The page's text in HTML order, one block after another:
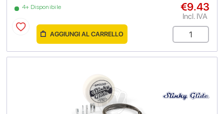
4+ Disponibile €9.43
Incl. IVA
AGGIUNGI AL CARRELLO